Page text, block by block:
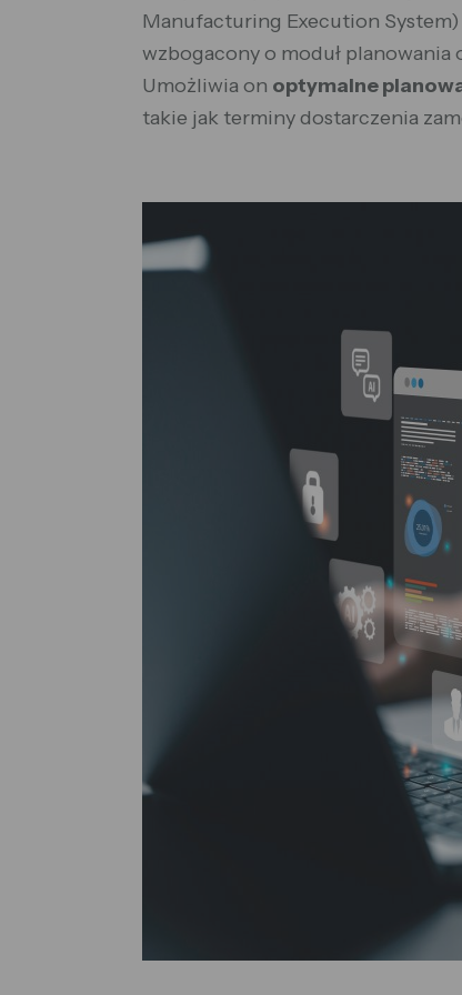
Manufacturing Execution System)
wzbogacony o moduł
Umożliwia on optymalne
takie jak terminy dostarczenia